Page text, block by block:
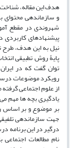
هدف این مقاله،
و سازماندهی محتوای
شهروندی در مقطع
پیشنهادهای کاربردی
نیل به این هدف،
پایۀ روش تطبیقی
توان گفت که در
رویکرد موضوعات
از علوم اجتماعی
یادگیری بچه ها مهم
بر موضوع و بر اساس
جهت سازماندهی
درگیر در این برنامه
نام مطالعات